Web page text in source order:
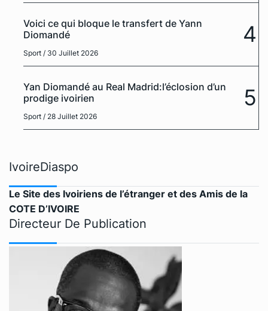
Voici ce qui bloque le transfert de Yann
Diomandé
Sport / 30 Juillet 2026
4
Yan Diomandé au Real Madrid:l’éclosion d’un
prodige ivoirien
Sport / 28 Juillet 2026
5
IvoireDiaspo
Le Site des Ivoiriens de l’étranger et des Amis de la
COTE D’IVOIRE
Directeur De Publication